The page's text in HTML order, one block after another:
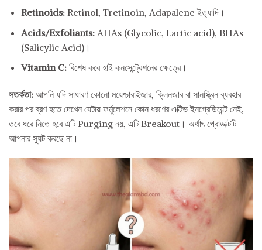
Retinoids:Retinol, Tretinoin, Adapalene ইত্যাদি।
Acids/Exfoliants:AHAs (Glycolic, Lactic acid), BHAs
(Salicylic Acid)।
Vitamin C:বিশেষ করে হাই কনসেন্ট্রেশনের ক্ষেত্রে।
সতর্কতা: আপনি যদি সাধারণ কোনো ময়েশ্চারাইজার, ক্লিনজার বা সানস্ক্রিন ব্যবহার
করার পর ব্রণ হতে দেখেন যেটায় ফর্মুলেশনে কোন ধরণের এক্টিভ ইনগ্রেডিয়েন্ট নেই,
তবে ধরে নিতে হবে এটি Purging নয়, এটি Breakout। অর্থাৎ প্রোডাক্টটি
আপনার স্যুট করছে না।